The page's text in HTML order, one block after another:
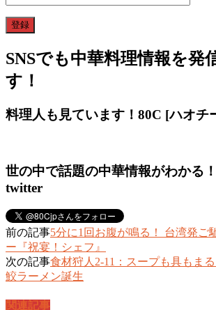
SNSでも中華料理情報を発
す！
料理人も見ています！80C [ハオチ
世の中で話題の中華情報がわかる
twitter
前の記事5分に1回お腹が鳴る！ 台湾発ご
ー『祝宴！シェフ』
次の記事食材狩人2-11：スープも具もま
鮫ラーメン誕生
関連記事